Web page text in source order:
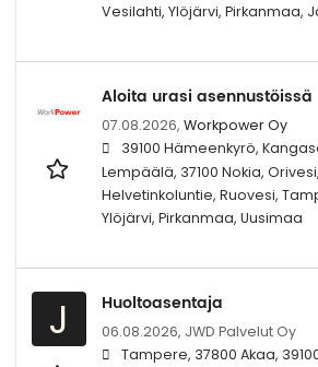
Vesilahti, Ylöjärvi, Pirkanmaa,
Aloita urasi asennustöissä
07.08.2026, Workpower Oy
39100 Hämeenkyrö,
Lempäälä, 37100 Nokia,
Helvetinkoluntie, Ruovesi,
Ylöjärvi, Pirkanmaa, Uusimaa
J Huoltoasentaja
06.08.2026, JWD Palvelut Oy
Tampere, 37800 Akaa,